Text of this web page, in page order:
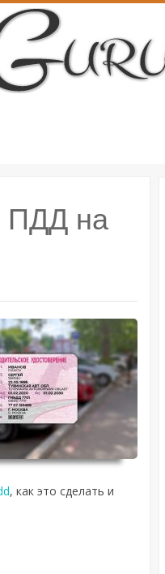
ПДД на
, как это сделать и